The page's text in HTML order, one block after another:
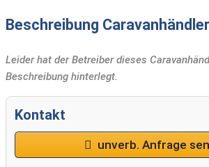
Beschreibung Caravanhändler
Leider hat der Betreiber dieses
Beschreibung hinterlegt.
Kontakt
unverb. Anfrage